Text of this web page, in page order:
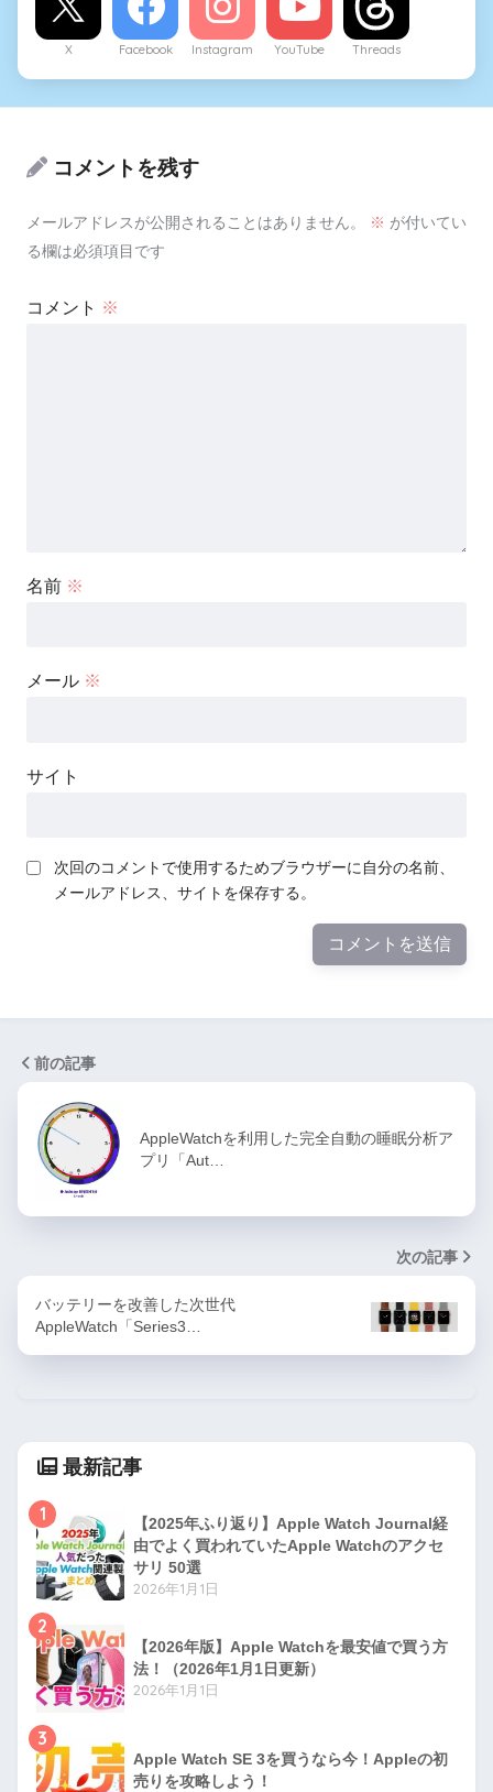
X Facebook Instagram YouTube Threads
コメントを残す
メールアドレスが公開されることはありません。 ※ が付いてい
る欄は必須項目です
コメント ※
名前 ※
メール ※
サイト
次回のコメントで使用するためブラウザーに自分の名前、
メールアドレス、サイトを保存する。
前の記事
AppleWatchを利用した完全自動の睡眠分析ア
プリ「Aut…
次の記事
バッテリーを改善した次世代
AppleWatch「Series3…
最新記事
1
【2025年ふり返り】Apple Watch Journal経
由でよく買われていたApple Watchのアクセ
サリ 50選
2026年1月1日
2
【2026年版】Apple Watchを最安値で買う方
法！（2026年1月1日更新）
2026年1月1日
3
Apple Watch SE 3を買うなら今！Appleの初
売りを攻略しよう！